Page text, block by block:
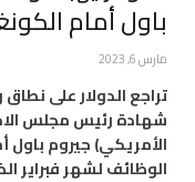
باول أمام
مارس 6, 2023
تراجع الدولار على
شهادة رئيس مجلس
الأمريكي) جيروم
الوظائف لشهر فبراير